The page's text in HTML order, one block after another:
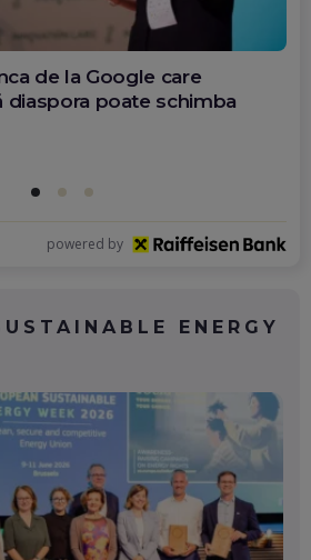
de la Google care
diaspora poate schimba
powered by
ENERGY